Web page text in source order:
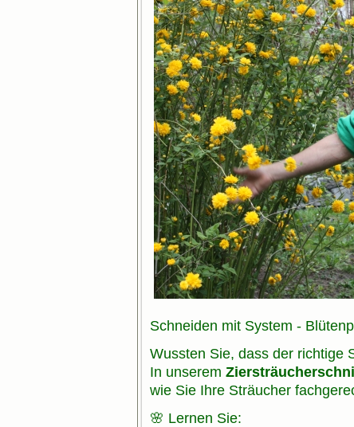
Schneiden mit System -
Wussten Sie, dass der richtige
In unserem
wie Sie Ihre Sträucher
🌸 Lernen Sie: